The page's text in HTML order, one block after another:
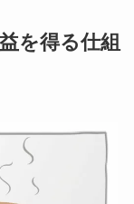
を得る仕組